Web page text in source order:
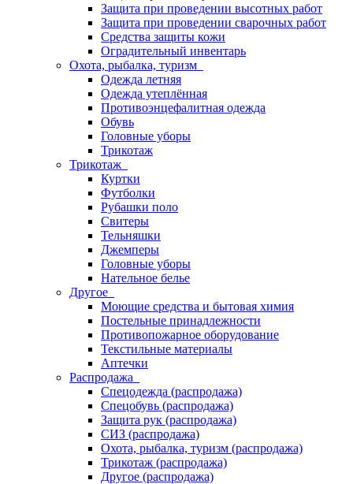
Защита при проведении высотных работ
Защита при проведении сварочных работ
Средства защиты кожи
Оградительный инвентарь
Охота, рыбалка, туризм
Одежда летняя
Одежда утеплённая
Противоэнцефалитная одежда
Обувь
Головные уборы
Трикотаж
Трикотаж
Куртки
Футболки
Рубашки поло
Свитеры
Тельняшки
Джемперы
Головные уборы
Нательное белье
Другое
Моющие средства и бытовая химия
Постельные принадлежности
Противопожарное оборудование
Текстильные материалы
Аптечки
Распродажа
Спецодежда (распродажа)
Спецобувь (распродажа)
Защита рук (распродажа)
СИЗ (распродажа)
Охота, рыбалка, туризм (распродажа)
Трикотаж (распродажа)
Другое (распродажа)